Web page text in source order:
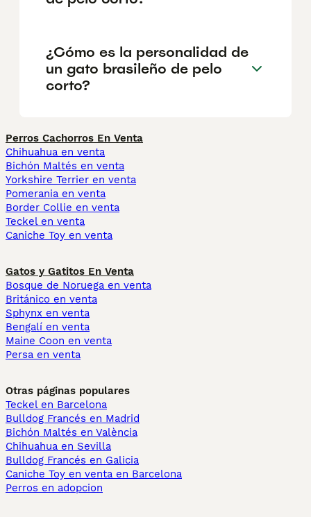
¿Cómo es la personalidad de
un gato brasileño de pelo
corto?
Perros Cachorros En Venta
Chihuahua en venta
Bichón Maltés en venta
Yorkshire Terrier en venta
Pomerania en venta
Border Collie en venta
Teckel en venta
Caniche Toy en venta
Gatos y Gatitos En Venta
Bosque de Noruega en venta
Británico en venta
Sphynx en venta
Bengalí en venta
Maine Coon en venta
Persa en venta
Otras páginas populares
Teckel en Barcelona
Bulldog Francés en Madrid
Bichón Maltés en València
Chihuahua en Sevilla
Bulldog Francés en Galicia
Caniche Toy en venta en Barcelona
Perros en adopcion